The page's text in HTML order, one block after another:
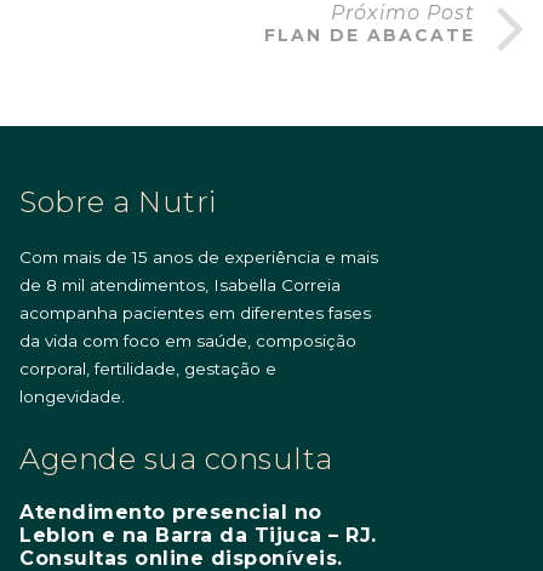
Próximo Post
FLAN DE ABACATE
Sobre a Nutri
Com mais de 15 anos de experiência e mais
de 8 mil atendimentos, Isabella Correia
acompanha pacientes em diferentes fases
da vida com foco em saúde, composição
corporal, fertilidade, gestação e
longevidade.
Agende sua consulta
Atendimento presencial no
Leblon e na Barra da Tijuca – RJ.
Consultas online disponíveis.